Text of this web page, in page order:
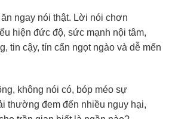
ngay nói thật. Lời nói chơn
hiện đức độ, sức mạnh nội tâm,
tin cậy, tín cẩn ngọt ngào và dễ mến
không nói có, bóp méo sự
thường đem đến nhiều nguy hại,